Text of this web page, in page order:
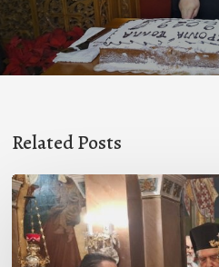
Related Posts
Ιερά
Παράκληση
στον